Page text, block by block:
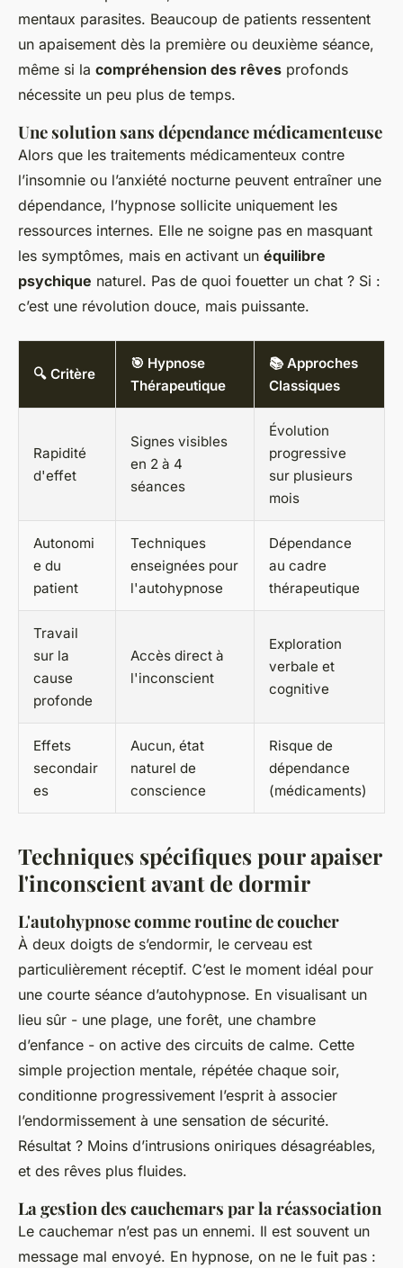
mentaux parasites. Beaucoup de patients ressentent
un apaisement dès la première ou deuxième séance,
même si la compréhension des rêves profonds
nécessite un peu plus de temps.
Une solution sans dépendance médicamenteuse
Alors que les traitements médicamenteux contre
l’insomnie ou l’anxiété nocturne peuvent entraîner une
dépendance, l’hypnose sollicite uniquement les
ressources internes. Elle ne soigne pas en masquant
les symptômes, mais en activant un équilibre
psychique naturel. Pas de quoi fouetter un chat ? Si :
c’est une révolution douce, mais puissante.
🔍 Critère
🎯 Hypnose
Thérapeutique
📚 Approches
Classiques
Rapidité
d'effet
Signes visibles
en 2 à 4
séances
Évolution
progressive
sur plusieurs
mois
Autonomi
e du
patient
Techniques
enseignées pour
l'autohypnose
Dépendance
au cadre
thérapeutique
Travail
sur la
cause
profonde
Accès direct à
l'inconscient
Exploration
verbale et
cognitive
Effets
secondair
es
Aucun, état
naturel de
conscience
Risque de
dépendance
(médicaments)
Techniques spécifiques pour apaiser
l'inconscient avant de dormir
L'autohypnose comme routine de coucher
À deux doigts de s’endormir, le cerveau est
particulièrement réceptif. C’est le moment idéal pour
une courte séance d’autohypnose. En visualisant un
lieu sûr - une plage, une forêt, une chambre
d’enfance - on active des circuits de calme. Cette
simple projection mentale, répétée chaque soir,
conditionne progressivement l’esprit à associer
l’endormissement à une sensation de sécurité.
Résultat ? Moins d’intrusions oniriques désagréables,
et des rêves plus fluides.
La gestion des cauchemars par la réassociation
Le cauchemar n’est pas un ennemi. Il est souvent un
message mal envoyé. En hypnose, on ne le fuit pas :